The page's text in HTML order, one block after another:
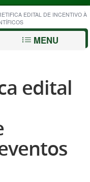
EDITAL DE INCENTIVO À
MENU
edital